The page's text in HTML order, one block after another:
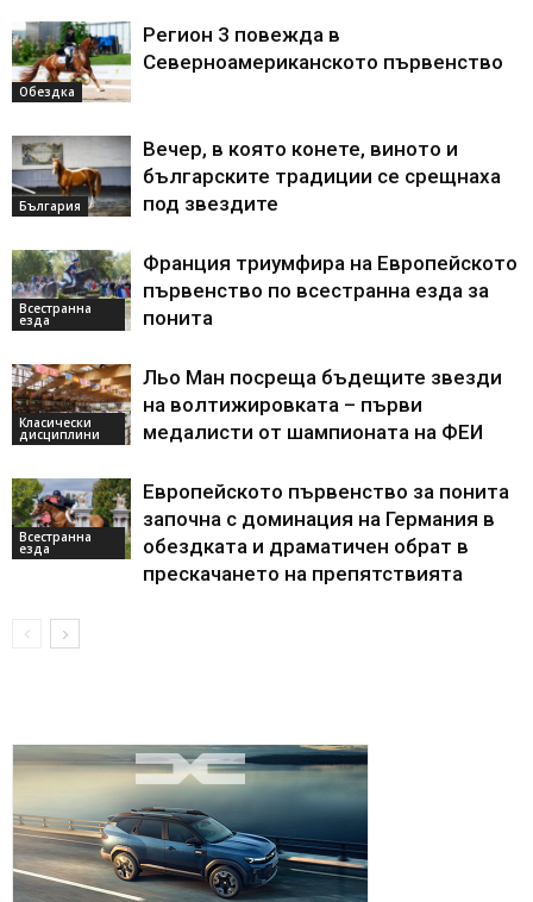
Обездка
Регион 3 повежда в
Северноамериканското първенство
България
Вечер, в която конете, виното и
българските традиции се срещнаха
под звездите
Всестранна
езда
Франция триумфира на Европейското
първенство по всестранна езда за
понита
Класически
дисциплини
Льо Ман посреща бъдещите звезди
на волтижировката – първи
медалисти от шампионата на ФЕИ
Всестранна
езда
Европейското първенство за понита
започна с доминация на Германия в
обездката и драматичен обрат в
прескачането на препятствията